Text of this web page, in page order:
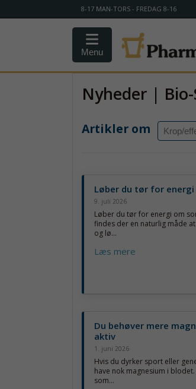
8-17 MAN-TORS - FREDAG 8-16
Menu
Nyheder |
Artikler om
Løber du tør for
9. juli 2026
Løber du tør for energi om
findes der en naturlig måde
og lø...
Læs mere
Du behøver mere
aktiv
1. juni 2026
Hvis du dyrker sport eller
have nok magnesium i
som...